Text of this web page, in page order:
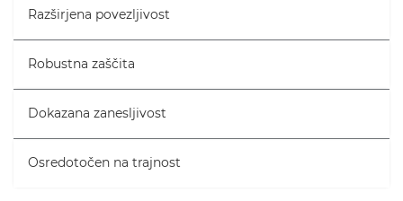
Razširjena povezljivost
Robustna zaščita
Dokazana zanesljivost
Osredotočen na trajnost